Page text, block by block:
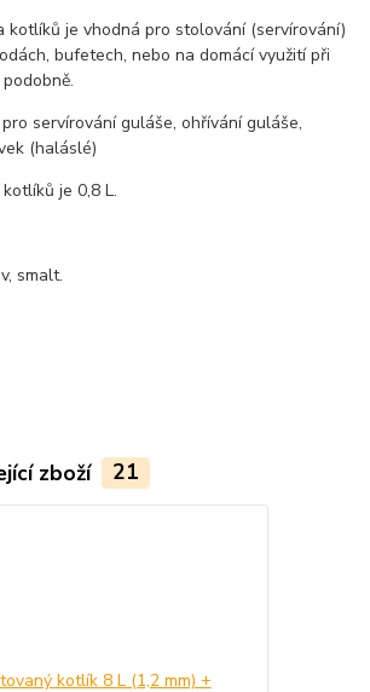
kotlíků je vhodná pro stolování (servírování)
bufetech, nebo na domácí využití při
servírování guláše, ohřívání guláše,
(haláslé)
je 0,8 L.
smalt.
zboží 21